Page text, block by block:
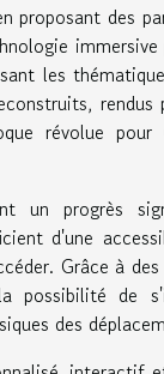
des
immersive
les
rendus
révolue pour
un progrès
d'une
Grâce à
de
des